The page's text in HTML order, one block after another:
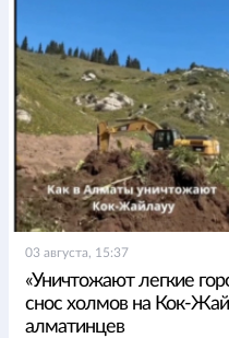
03 августа, 15:37
«Уничтожают легкие
снос холмов на Кок-
алматинцев